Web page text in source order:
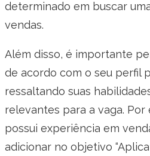
determinado em buscar
vendas.
Além disso, é importante
de acordo com o seu perfil
ressaltando suas
relevantes para a vaga. Por
possui experiência em
adicionar no objetivo